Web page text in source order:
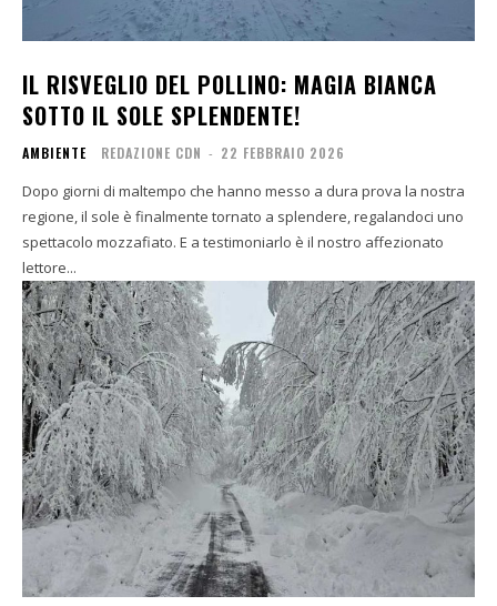
IL RISVEGLIO DEL POLLINO: MAGIA BIANCA
SOTTO IL SOLE SPLENDENTE!
AMBIENTE REDAZIONE CDN - 22 FEBBRAIO 2026
Dopo giorni di maltempo che hanno messo a dura prova la nostra
regione, il sole è finalmente tornato a splendere, regalandoci uno
spettacolo mozzafiato. E a testimoniarlo è il nostro affezionato
lettore...